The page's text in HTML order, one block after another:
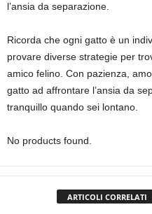
l’ansia da separazione.
Ricorda che ogni gatto è un
provare diverse strategie per
amico felino. Con pazienza,
gatto ad affrontare l’ansia da
tranquillo quando sei lontano.
No products found.
ARTICOLI CORRELATI